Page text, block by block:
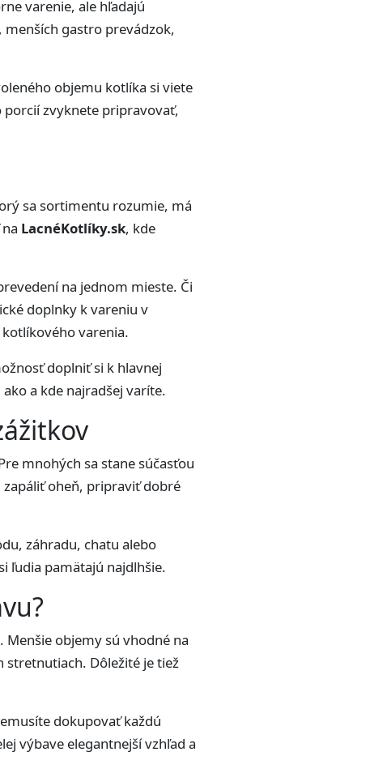
varenie, ale hľadajú
gastro prevádzok,
objemu kotlíka si viete
porcií zvyknete pripravovať,
sa sortimentu rozumie, má
LacnéKotlíky.sk, kde
na jednom mieste. Či
doplnky k vareniu v
varenia.
doplniť si k hlavnej
a kde najradšej varíte.
mnohých sa stane súčasťou
oheň, pripraviť dobré
záhradu, chatu alebo
ľudia pamätajú najdlhšie.
objemy sú vhodné na
stretnutiach. Dôležité je tiež
dokupovať každú
výbave elegantnejší vzhľad a